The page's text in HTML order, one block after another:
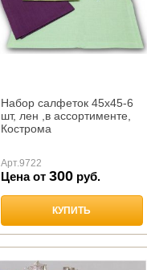
Набор салфеток 45х45-6
шт, лен ,в ассортименте,
Кострома
Арт.9722
Цена от 300руб.
КУПИТЬ